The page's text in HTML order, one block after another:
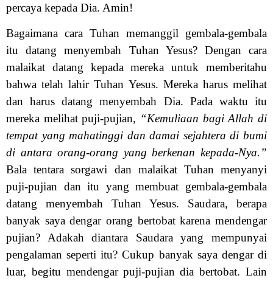
percaya kepada Dia. Amin!
Bagaimana cara Tuhan memanggil gembala-gembala
itu datang menyembah Tuhan Yesus? Dengan cara
malaikat datang kepada mereka untuk memberitahu
bahwa telah lahir Tuhan Yesus. Mereka harus melihat
dan harus datang menyembah Dia. Pada waktu itu
mereka melihat puji-pujian, “Kemuliaan bagi Allah di
tempat yang mahatinggi dan damai sejahtera di bumi
di antara orang-orang yang berkenan kepada-Nya.”
Bala tentara sorgawi dan malaikat Tuhan menyanyi
puji-pujian dan itu yang membuat gembala-gembala
datang menyembah Tuhan Yesus. Saudara, berapa
banyak saya dengar orang bertobat karena mendengar
pujian? Adakah diantara Saudara yang mempunyai
pengalaman seperti itu? Cukup banyak saya dengar di
luar, begitu mendengar puji-pujian dia bertobat. Lain